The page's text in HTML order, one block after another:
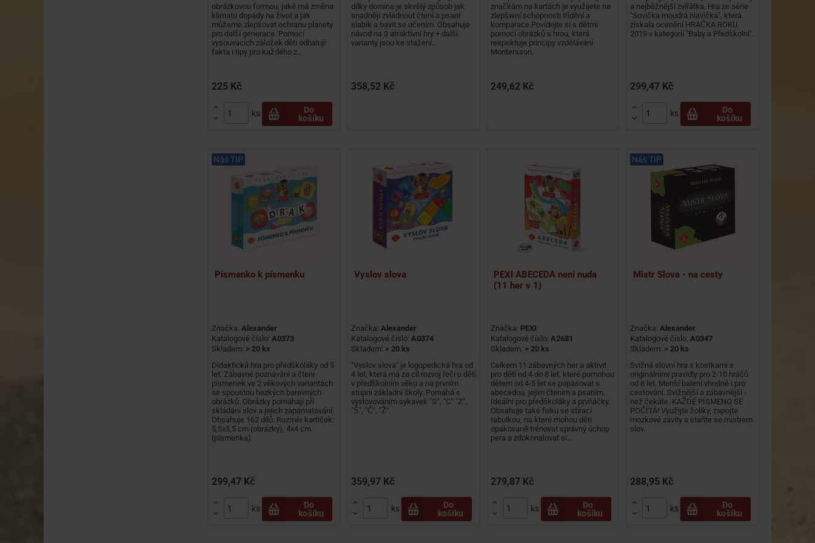
obrázkovou formou, jaké má změna
klimatu dopady na život a jak
můžeme zlepšovat ochranu planety
pro další generace. Pomocí
vysouvacích záložek děti odhalují
fakta i tipy pro každého z...
225 Kč


ks
Do
košíku
dílky domina je skvělý způsob jak
snadněji zvládnout čtení a psaní
slabik a bavit se učením. Obsahuje
návod na 3 atraktivní hry + další
varianty jsou ke stažení...
358,52 Kč
značkám na kartách je využijete na
zlepšwní schopnosti třídění a
komparace.Povídejte si s dětmi
pomocí obrázků s hrou, která
respektuje principy vzdělávání
Monterssori.
249,62 Kč
a nejběžnější zvířátka. Hra ze série
"Sovička moudrá hlavička", která
získala ocenění HRAČKA ROKU
2019 v kategorii "Baby a Předškolní".
299,47 Kč


ks
Do
košíku
Náš TIP
Písmenko k písmenku
Značka: Alexander
Katalogové číslo: A0373
Skladem: > 20 ks
Didaktická hra pro předškoláky od 5
let. Zábavné poznávání a čtení
písmenek ve 2 věkových variantách
se spoustou hezkých barevných
obrázků. Obrázky pomáhají při
skládání slov a jejich zapamatování.
Obsahuje 162 dílů. Rozměr kartiček:
5,5x5,5 cm (obrázky), 4x4 cm
(písmenka).
299,47 Kč


ks
Do
košíku
Vyslov slova
Značka: Alexander
Katalogové číslo: A0374
Skladem: > 20 ks
"Vyslov slova" je logopedická hra od
4 let, která má za cíl rozvoj řeči u dětí
v předškolním věku a na prvním
stupni základní školy. Pomáhá s
vyslovováním sykavek "S”, "C” "Z”,
"Š", "Č", "Ž".
359,97 Kč


ks
Do
košíku
PEXI ABECEDA není nuda
(11 her v 1)
Značka: PEXI
Katalogové číslo: A2681
Skladem: > 20 ks
Celkem 11 zábavných her a aktivit
pro děti od 4 do 8 let, které pomohou
dětem od 4-5 let se popasovat s
abecedou, jejím čtením a psaním.
Ideální pro předškoláky a prvňáčky.
Obsahuje také fixku se stírací
tabulkou, na které mohou děti
opakovaně trénovat správný úchop
pera a zdokonalovat si...
279,87 Kč


ks
Do
košíku
Náš TIP
Mistr Slova - na cesty
Značka: Alexander
Katalogové číslo: A0347
Skladem: > 20 ks
Svižná slovní hra s kostkami s
originálními pravidly pro 2-10 hráčů
od 8 let. Menší balení vhodné i pro
cestování. Svižnější a zábavnější -
než čekáte. KAŽDÉ PÍSMENO SE
POČÍTÁ! Využijte žolíky, zapojte
mozkové závity a staňte se mistrem
slov.
288,95 Kč


ks
Do
košíku